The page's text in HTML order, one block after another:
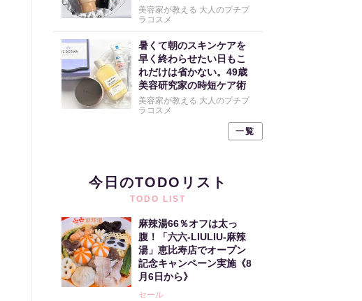
美容家が教える 大人のプチプ
ラコスメ
暑くて朝のスキンケアを
早く終わらせたい日もこ
れだけは省かない。49歳
美容研究家の時短ケア術
美容家が教える 大人のプチプ
ラコスメ
一覧
今日のTODOリスト
TODO LIST
麻辣湯66％オフは太っ
腹！「六六-LIULIU-麻辣
湯」恵比寿店でオープン
記念キャンペーン実施《8
月6日から》
セール